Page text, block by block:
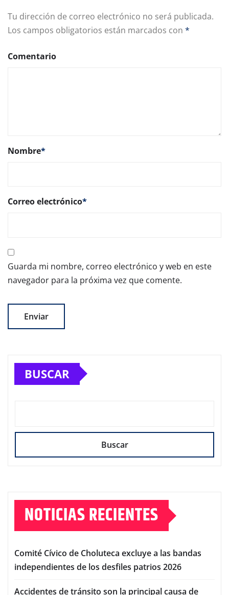
Tu dirección de correo electrónico no será publicada.
Los campos obligatorios están marcados con *
Comentario
Nombre*
Correo electrónico*
Guarda mi nombre, correo electrónico y web en este
navegador para la próxima vez que comente.
BUSCAR
Buscar
NOTICIAS RECIENTES
Comité Cívico de Choluteca excluye a las bandas
independientes de los desfiles patrios 2026
Accidentes de tránsito son la principal causa de